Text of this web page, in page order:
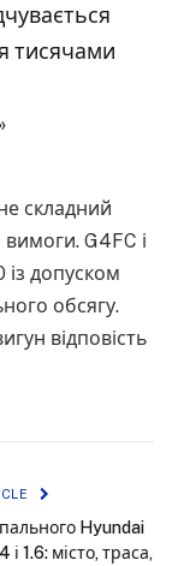
тисячами
складний
вимоги. G4FC і
допуском
обсягу.
відповість
Hyundai
і 1.6: місто, траса,